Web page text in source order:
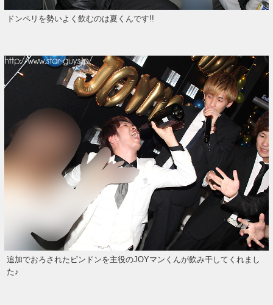
ドンペリを勢いよく飲むのは夏くんです!!
追加でおろされたピンドンを主役のJOYマンくんが飲み干してくれまし
た♪